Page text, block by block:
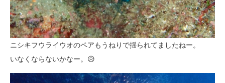
ニシキフウライウオのペアもうねりで揺られてましたねー。
いなくならないかなー。😥